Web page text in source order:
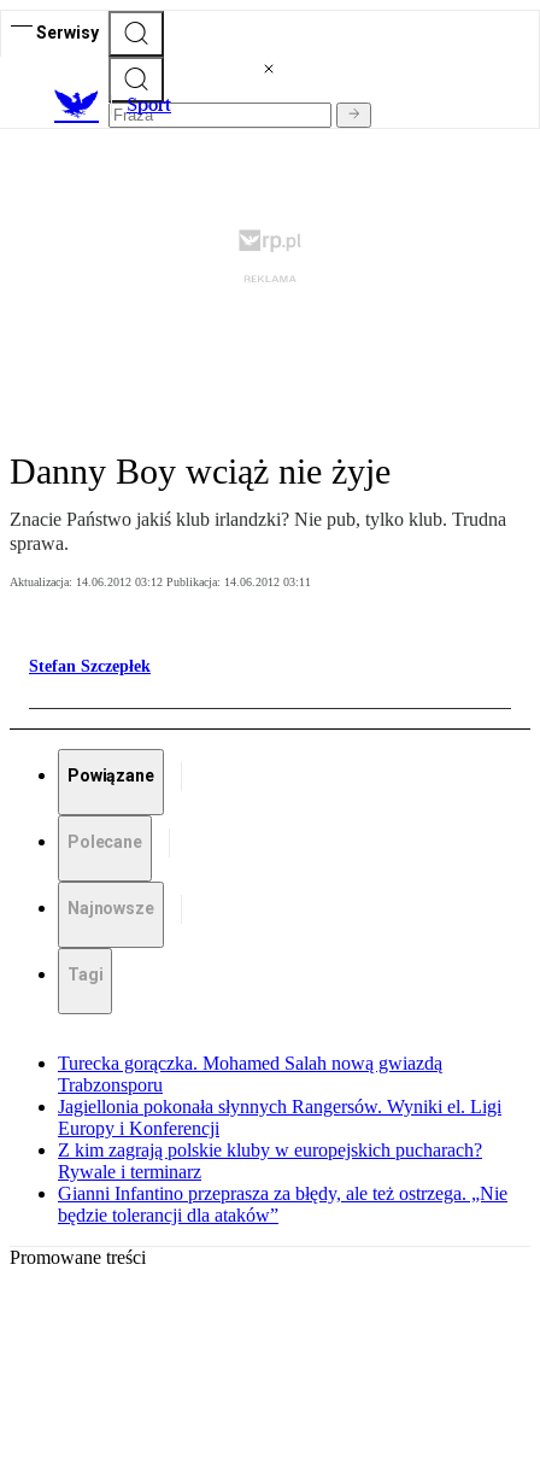
Serwisy
Sport
Danny Boy wciąż nie żyje
Znacie Państwo jakiś klub irlandzki? Nie pub, tylko klub. Trudna
sprawa.
Aktualizacja: 14.06.2012 03:12 Publikacja: 14.06.2012 03:11
Stefan Szczepłek
Powiązane
Polecane
Najnowsze
Tagi
Turecka gorączka. Mohamed Salah nową gwiazdą
Trabzonsporu
Jagiellonia pokonała słynnych Rangersów. Wyniki el. Ligi
Europy i Konferencji
Z kim zagrają polskie kluby w europejskich pucharach?
Rywale i terminarz
Gianni Infantino przeprasza za błędy, ale też ostrzega. „Nie
będzie tolerancji dla ataków”
Promowane treści